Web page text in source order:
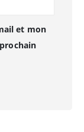
et mon